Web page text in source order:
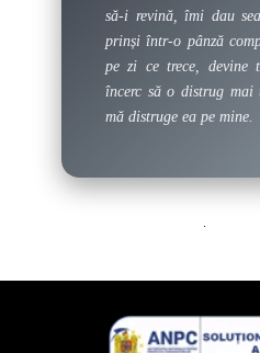
să-i revină, îmi dau
prinși într-o pânză
pe zi ce trece, devine
încerc să o distrug mai
mă distruge ea pe mine.
.